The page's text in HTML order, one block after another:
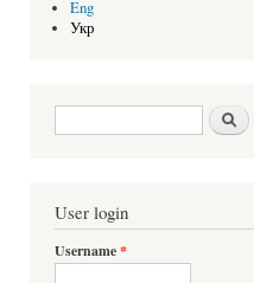
Eng
Укр
Search form Шукати
User login
Username*